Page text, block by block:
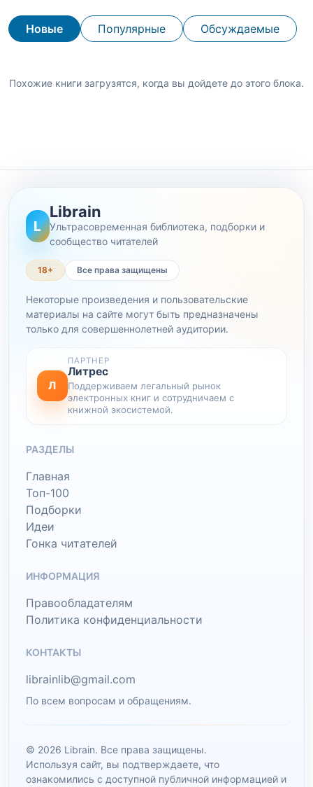
Новые Популярные Обсуждаемые
Похожие книги загрузятся, когда вы дойдете до этого блока.
L
Librain
Ультрасовременная библиотека, подборки и
сообщество читателей
18+ Все права защищены
Некоторые произведения и пользовательские
материалы на сайте могут быть предназначены
только для совершеннолетней аудитории.
Л
ПАРТНЕР
Литрес
Поддерживаем легальный рынок
электронных книг и сотрудничаем с
книжной экосистемой.
РАЗДЕЛЫ
Главная
Топ-100
Подборки
Идеи
Гонка читателей
ИНФОРМАЦИЯ
Правообладателям
Политика конфиденциальности
КОНТАКТЫ
librainlib@gmail.com
По всем вопросам и обращениям.
© 2026 Librain. Все права защищены.
Используя сайт, вы подтверждаете, что
ознакомились с доступной публичной информацией и